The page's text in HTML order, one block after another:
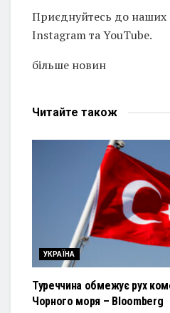
Приєднуйтесь до наших
Instagram та YouTube.
більше новин
Читайте також
УКРАЇНА
Туреччина обмежує рух
Чорного моря – Bloomberg